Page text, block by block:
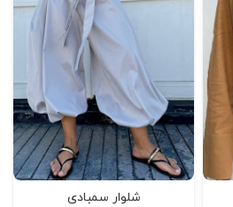
شلوار سمبادی